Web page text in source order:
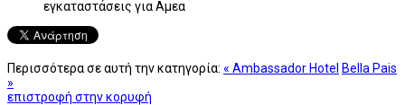
εγκαταστάσεις για Αμεα
Περισσότερα σε αυτή την κατηγορία: « Ambassador Hotel Bella Pais
»
επιστροφή στην κορυφή